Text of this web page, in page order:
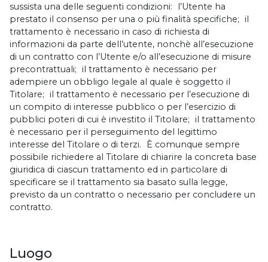
sussista una delle seguenti condizioni: l’Utente ha
prestato il consenso per una o più finalità specifiche; il
trattamento è necessario in caso di richiesta di
informazioni da parte dell’utente, nonchè all’esecuzione
di un contratto con l’Utente e/o all’esecuzione di misure
precontrattuali; il trattamento è necessario per
adempiere un obbligo legale al quale è soggetto il
Titolare; il trattamento è necessario per l’esecuzione di
un compito di interesse pubblico o per l’esercizio di
pubblici poteri di cui è investito il Titolare; il trattamento
è necessario per il perseguimento del legittimo
interesse del Titolare o di terzi. È comunque sempre
possibile richiedere al Titolare di chiarire la concreta base
giuridica di ciascun trattamento ed in particolare di
specificare se il trattamento sia basato sulla legge,
previsto da un contratto o necessario per concludere un
contratto.
Luogo